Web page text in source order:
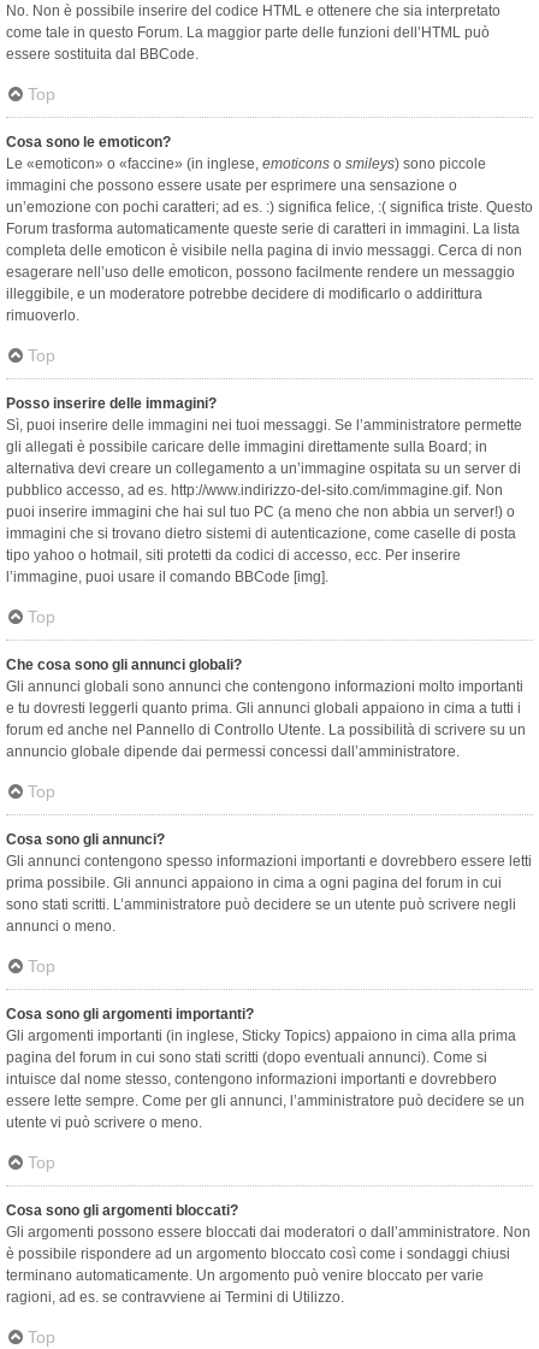
No. Non è possibile inserire del codice HTML e ottenere che sia interpretato
come tale in questo Forum. La maggior parte delle funzioni dell’HTML può
essere sostituita dal BBCode.
Top
Cosa sono le emoticon?
Le «emoticon» o «faccine» (in inglese, emoticons o smileys) sono piccole
immagini che possono essere usate per esprimere una sensazione o
un’emozione con pochi caratteri; ad es. :) significa felice, :( significa triste. Questo
Forum trasforma automaticamente queste serie di caratteri in immagini. La lista
completa delle emoticon è visibile nella pagina di invio messaggi. Cerca di non
esagerare nell’uso delle emoticon, possono facilmente rendere un messaggio
illeggibile, e un moderatore potrebbe decidere di modificarlo o addirittura
rimuoverlo.
Top
Posso inserire delle immagini?
Sì, puoi inserire delle immagini nei tuoi messaggi. Se l’amministratore permette
gli allegati è possibile caricare delle immagini direttamente sulla Board; in
alternativa devi creare un collegamento a un’immagine ospitata su un server di
pubblico accesso, ad es. http://www.indirizzo-del-sito.com/immagine.gif. Non
puoi inserire immagini che hai sul tuo PC (a meno che non abbia un server!) o
immagini che si trovano dietro sistemi di autenticazione, come caselle di posta
tipo yahoo o hotmail, siti protetti da codici di accesso, ecc. Per inserire
l’immagine, puoi usare il comando BBCode [img].
Top
Che cosa sono gli annunci globali?
Gli annunci globali sono annunci che contengono informazioni molto importanti
e tu dovresti leggerli quanto prima. Gli annunci globali appaiono in cima a tutti i
forum ed anche nel Pannello di Controllo Utente. La possibilità di scrivere su un
annuncio globale dipende dai permessi concessi dall’amministratore.
Top
Cosa sono gli annunci?
Gli annunci contengono spesso informazioni importanti e dovrebbero essere letti
prima possibile. Gli annunci appaiono in cima a ogni pagina del forum in cui
sono stati scritti. L’amministratore può decidere se un utente può scrivere negli
annunci o meno.
Top
Cosa sono gli argomenti importanti?
Gli argomenti importanti (in inglese, Sticky Topics) appaiono in cima alla prima
pagina del forum in cui sono stati scritti (dopo eventuali annunci). Come si
intuisce dal nome stesso, contengono informazioni importanti e dovrebbero
essere lette sempre. Come per gli annunci, l’amministratore può decidere se un
utente vi può scrivere o meno.
Top
Cosa sono gli argomenti bloccati?
Gli argomenti possono essere bloccati dai moderatori o dall’amministratore. Non
è possibile rispondere ad un argomento bloccato così come i sondaggi chiusi
terminano automaticamente. Un argomento può venire bloccato per varie
ragioni, ad es. se contravviene ai Termini di Utilizzo.
Top